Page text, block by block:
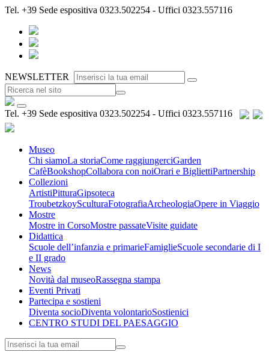
Tel. +39 Sede espositiva 0323.502254 - Uffici 0323.557116
NEWSLETTER
Tel. +39 Sede espositiva 0323.502254 - Uffici 0323.557116
Museo
Chi siamoLa storiaCome raggiungerciGarden
CafèBookshopCollabora con noiOrari e BigliettiPartnership
Collezioni
ArtistiPitturaGipsoteca
TroubetzkoySculturaFotografiaArcheologiaOpere in Viaggio
Mostre
Mostre in CorsoMostre passateVisite guidate
Didattica
Scuole dell’infanzia e primarieFamiglieScuole secondarie di I
e II grado
News
Novità dal museoRassegna stampa
Eventi Privati
Partecipa e sostieni
Diventa socioDiventa volontarioSostienici
CENTRO STUDI DEL PAESAGGIO